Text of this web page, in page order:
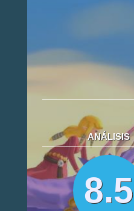
ANÁLISIS
8.5